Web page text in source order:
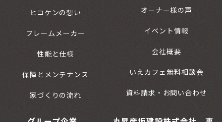
ヒコケンの想い
フレームメーカー
性能と仕様
保障とメンテナンス
家づくりの流れ
オーナー様の声
イベント情報
会社概要
いえカフェ無料相談会
資料請求・お問い合わせ